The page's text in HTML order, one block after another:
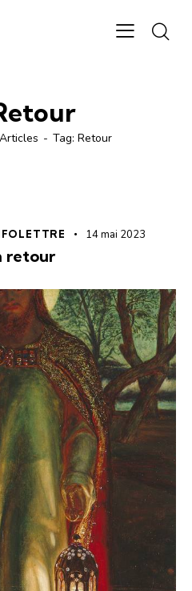
Tag: Retour
14 mai 2023
retour